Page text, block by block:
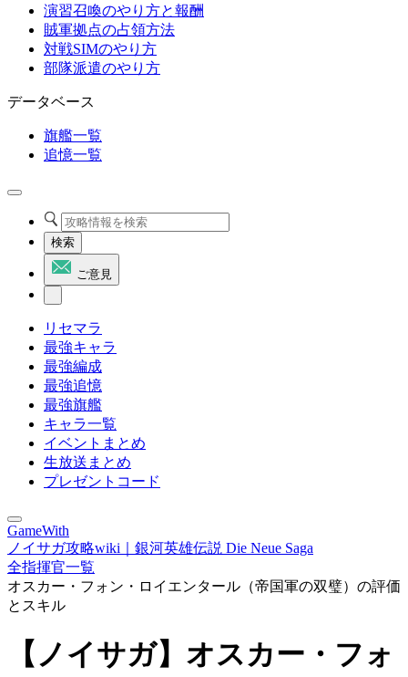
演習召喚のやり方と報酬
賊軍拠点の占領方法
対戦SIMのやり方
部隊派遣のやり方
データベース
旗艦一覧
追憶一覧
検索
ご意見
リセマラ
最強キャラ
最強編成
最強追憶
最強旗艦
キャラ一覧
イベントまとめ
生放送まとめ
プレゼントコード
GameWith
ノイサガ攻略wiki｜銀河英雄伝説 Die Neue Saga
全指揮官一覧
オスカー・フォン・ロイエンタール（帝国軍の双璧）の評価
とスキル
【ノイサガ】オスカー・フォ